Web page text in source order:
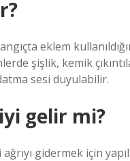
eklem
şişlik, kemik
sesi duyulabilir.
gelir mi?
gidermek için